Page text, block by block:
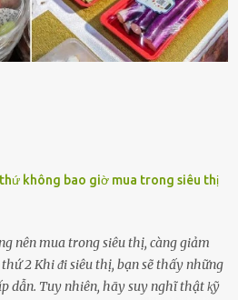
sàng ᵭứng vḕ phía bạn ⱪhi có người
ᵭặt thử thách tình cảm, luȏn muṓn ở
không bao giờ mua trong siêu thị
nên mua trong siêu thị, càng giảm
2 Khi ᵭi siêu thị, bạn sẽ thấy những
dẫn. Tuy nhiên, hãy suy nghĩ thật ⱪỹ